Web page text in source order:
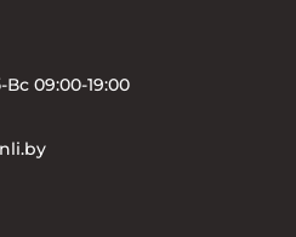
09:00-19:00